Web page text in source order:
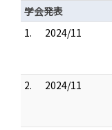
学会発表
1.
2024/11
2.
2024/11